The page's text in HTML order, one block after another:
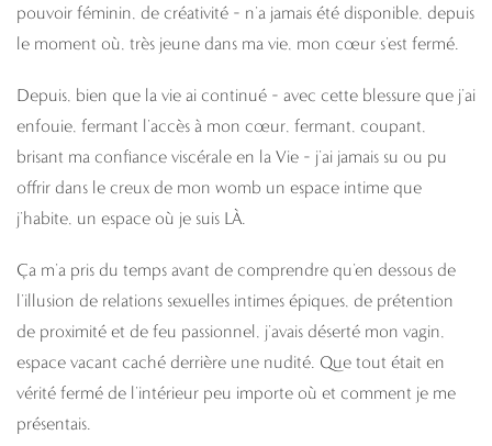
pouvoir féminin, de créativité – n’a jamais été disponible, depuis
le moment où, très jeune dans ma vie, mon cœur s’est fermé.
Depuis, bien que la vie ai continué – avec cette blessure que j’ai
enfouie, fermant l’accès à mon cœur, fermant, coupant,
brisant ma confiance viscérale en la Vie – j’ai jamais su ou pu
offrir dans le creux de mon womb un espace intime que
j’habite, un espace où je suis LÀ.
Ça m’a pris du temps avant de comprendre qu’en dessous de
l’illusion de relations sexuelles intimes épiques, de prétention
de proximité et de feu passionnel, j’avais déserté mon vagin,
espace vacant caché derrière une nudité. Que tout était en
vérité fermé de l’intérieur peu importe où et comment je me
présentais.